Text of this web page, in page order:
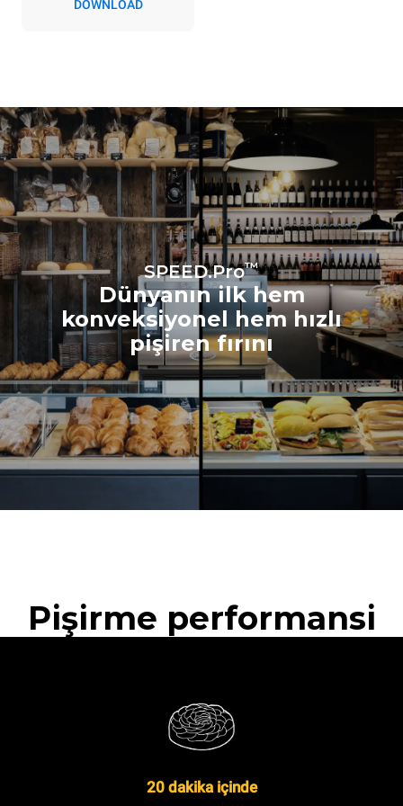
kaldırılabilir.Greenhouse
Gas Protocol
Sobanın günlük kullanımı
varsayıldığında tahmini değer
(yılda 300 gün):
MULTI.Speed'de 3 saat
pişirme
MULTI.Speed'de 4 saat
boyunca bir porsiyon
pişirme
Dolu fırın yükü Konveksiyon
modunda 1 saatlik kullanım
DOWNLOAD
SPEED.Pro™
Dünyanın ilk hem
konveksiyonel hem hızlı
pişiren fırını
Pişirme performansi
20 dakika içinde